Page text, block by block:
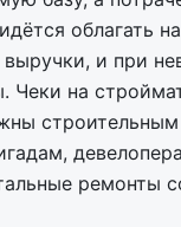
облагать
выручки, и при
Чеки на
ремонты